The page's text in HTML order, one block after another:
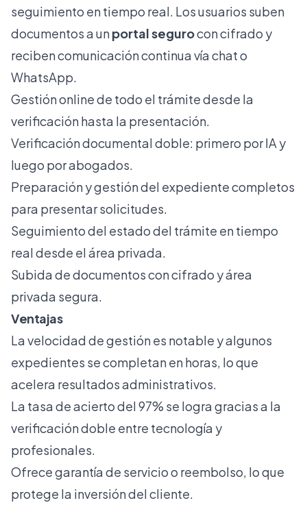
seguimiento en tiempo real. Los usuarios suben
documentos a unportal segurocon cifrado y
reciben comunicación continua vía chat o
WhatsApp.
Gestión online de todo el trámite desde la
verificación hasta la presentación.
Verificación documental doble: primero por IA y
luego por abogados.
Preparación y gestión del expediente completos
para presentar solicitudes.
Seguimiento del estado del trámite en tiempo
real desde el área privada.
Subida de documentos con cifrado y área
privada segura.
Ventajas
La velocidad de gestión es notable y algunos
expedientes se completan en horas, lo que
acelera resultados administrativos.
La tasa de acierto del 97% se logra gracias a la
verificación doble entre tecnología y
profesionales.
Ofrece garantía de servicio o reembolso, lo que
protege la inversión del cliente.